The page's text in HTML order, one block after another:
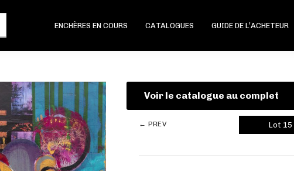
ENCHÈRES EN COURS CATALOGUES GUIDE DE L’ACHETEUR
Voir le catalogue au complet
← PREV Lot 15